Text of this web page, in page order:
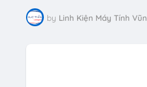
by Linh Kiện Máy Tính